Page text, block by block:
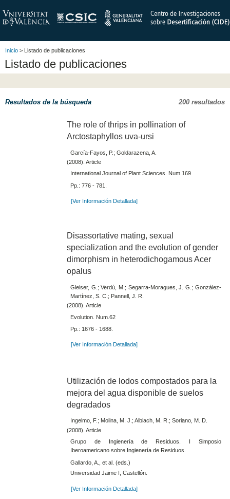
Inicio > Listado de publicaciones
Listado de publicaciones
Resultados de la búsqueda 200 resultados
The role of thrips in pollination of
Arctostaphyllos uva-ursi
García-Fayos, P.; Goldarazena, A.
(2008). Article
International Journal of Plant Sciences. Num.169
Pp.: 776 - 781.
[Ver Información Detallada]
Disassortative mating, sexual
specialization and the evolution of gender
dimorphism in heterodichogamous Acer
opalus
Gleiser, G.; Verdú, M.; Segarra-Moragues, J. G.; González-
Martínez, S. C.; Pannell, J. R.
(2008). Article
Evolution. Num.62
Pp.: 1676 - 1688.
[Ver Información Detallada]
Utilización de lodos compostados para la
mejora del agua disponible de suelos
degradados
Ingelmo, F.; Molina, M. J.; Albiach, M. R.; Soriano, M. D.
(2008). Article
Grupo de Ingienería de Residuos. I Simposio
Iberoamericano sobre Ingienería de Residuos.
Gallardo, A., et al. (eds.)
Universidad Jaime I, Castellón.
[Ver Información Detallada]